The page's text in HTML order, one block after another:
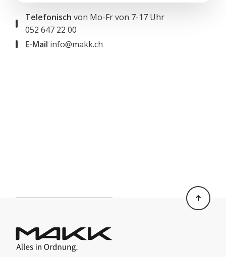
Telefonisch von Mo-Fr von 7-17 Uhr
052 647 22 00
E-Mail info@makk.ch